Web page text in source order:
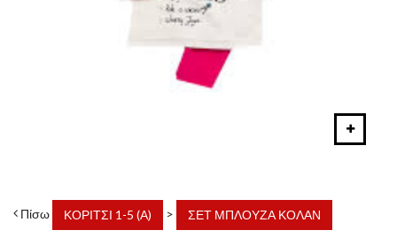
Πίσω ΚΟΡΙΤΣΙ 1-5 (Α) > ΣΕΤ ΜΠΛΟΥΖΑ ΚΟΛΑΝ